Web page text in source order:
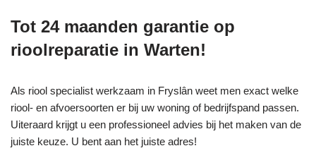
Tot 24 maanden garantie op
rioolreparatie in Warten!
Als riool specialist werkzaam in Fryslân weet men exact welke
riool- en afvoersoorten er bij uw woning of bedrijfspand passen.
Uiteraard krijgt u een professioneel advies bij het maken van de
juiste keuze. U bent aan het juiste adres!